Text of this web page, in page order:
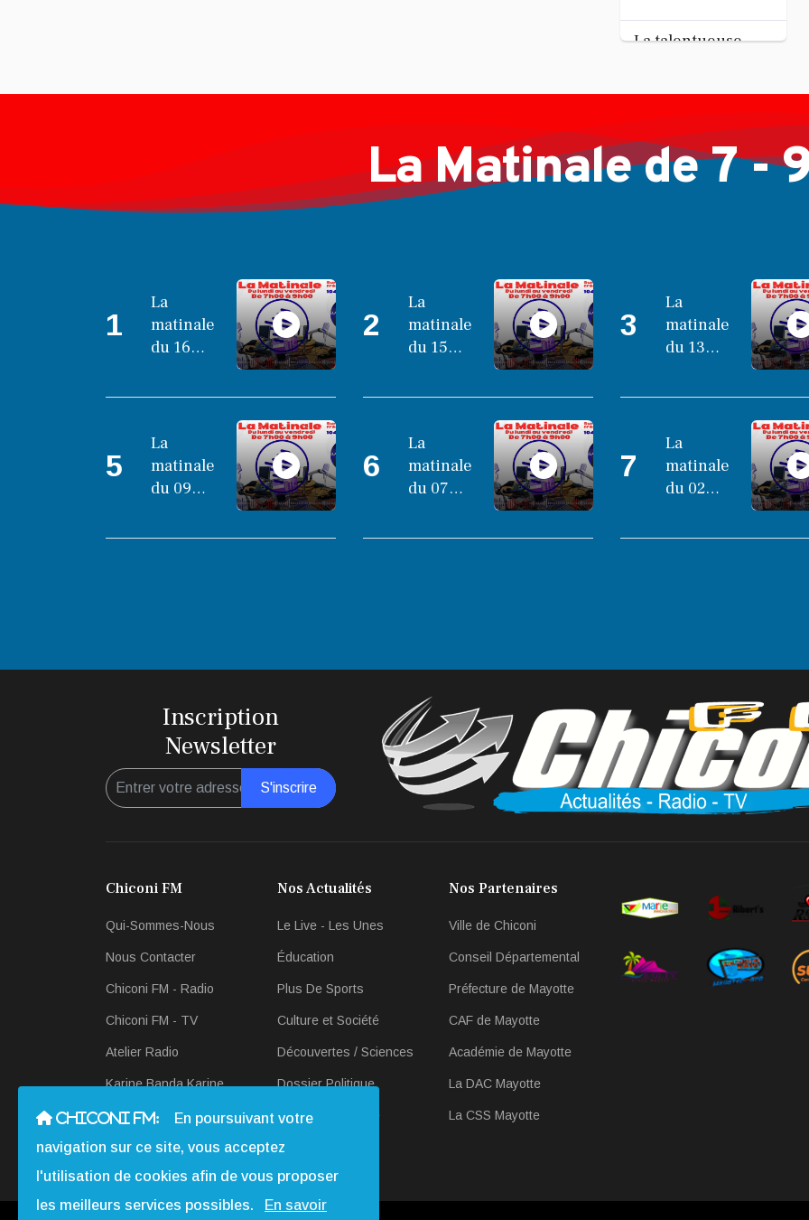
La talentueuse
...
Jul 11, 2026
La Matinale de 7 -
1
La
matinale
du 16
2025
2
La
matinale
du 15
2025
3
La
matinale
du 13
2025
5
La
matinale
du 09
2025
6
La
matinale
du 07
2025
7
La
matinale
du 02
2025
Inscription
Newsletter
S'inscrire
Chiconi FM
Qui-Sommes-Nous
Nous Contacter
Chiconi FM - Radio
Chiconi FM - TV
Atelier Radio
Karine Banda Karine
Revue-de Presse
Actualités en Radio et
Nos Actualités
Le Live - Les Unes
Éducation
Plus De Sports
Culture et Société
Découvertes / Sciences
Dossier Politique
Scan Économique
Nos Partenaires
Ville de Chiconi
Conseil Départemental
Préfecture de Mayotte
CAF de Mayotte
Académie de Mayotte
La DAC Mayotte
La CSS Mayotte
CHICONI FM:
En poursuivant votre
navigation sur ce site, vous acceptez
l'utilisation de cookies afin de vous proposer
les meilleurs services possibles.
En savoir